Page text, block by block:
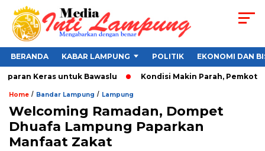
BERANDA KABAR LAMPUNG POLITIK EKONOMI DAN
Keras untuk Bawaslu Kondisi Makin Parah, Pemkot
Home / Bandar Lampung / Lampung
Welcoming Ramadan, Dompet
Dhuafa Lampung Paparkan
Manfaat Zakat